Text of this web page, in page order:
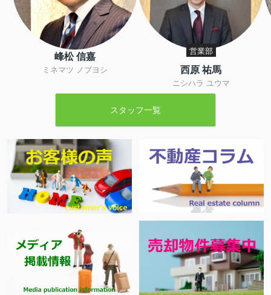
峰松 信嘉
ミネマツ ノブヨシ
営業部
西原 祐馬
ニシハラ ユウマ
スタッフ一覧